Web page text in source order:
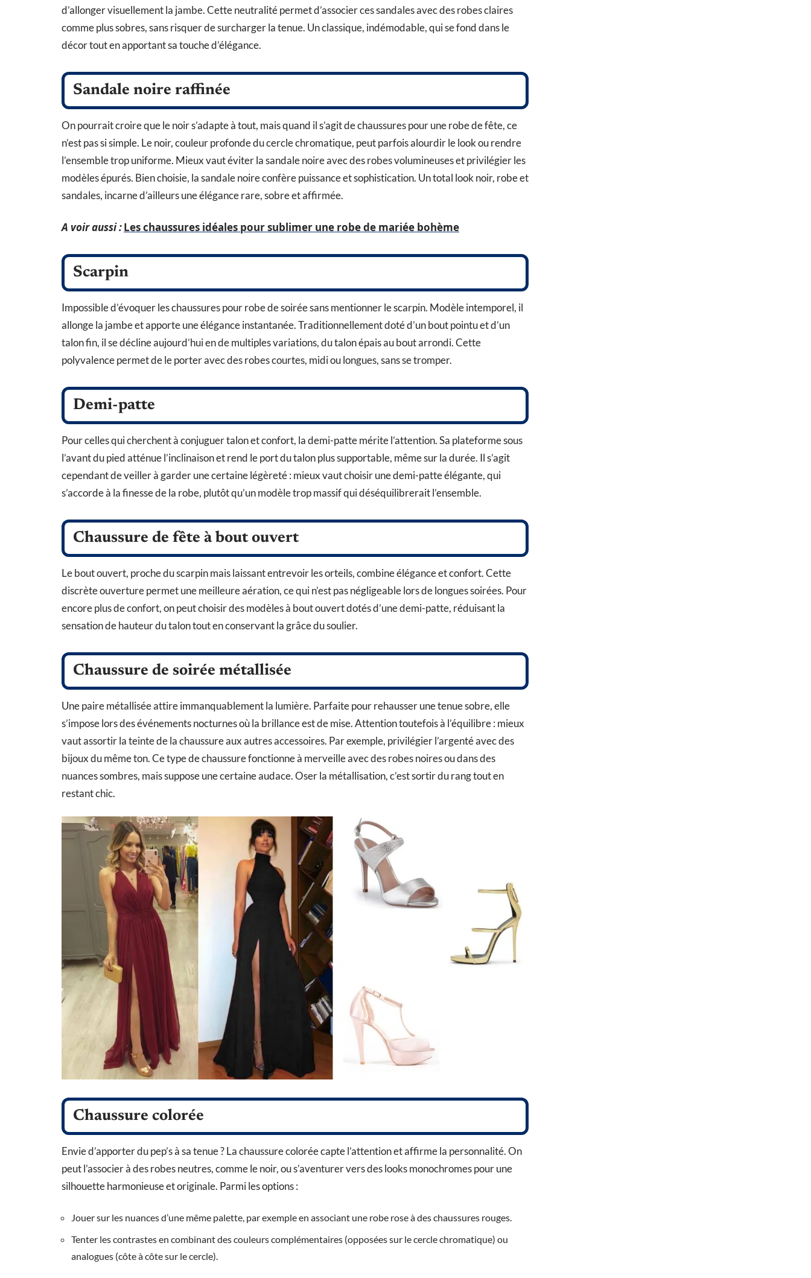
d’allonger visuellement la jambe. Cette neutralité permet d’associer ces sandales avec des robes claires
comme plus sobres, sans risquer de surcharger la tenue. Un classique, indémodable, qui se fond dans le
décor tout en apportant sa touche d’élégance.
Sandale noire raffinée
On pourrait croire que le noir s’adapte à tout, mais quand il s’agit de chaussures pour une robe de fête, ce
n’est pas si simple. Le noir, couleur profonde du cercle chromatique, peut parfois alourdir le look ou rendre
l’ensemble trop uniforme. Mieux vaut éviter la sandale noire avec des robes volumineuses et privilégier les
modèles épurés. Bien choisie, la sandale noire confère puissance et sophistication. Un total look noir, robe et
sandales, incarne d’ailleurs une élégance rare, sobre et affirmée.
A voir aussi :Les chaussures idéales pour sublimer une robe de mariée bohème
Scarpin
Impossible d’évoquer les chaussures pour robe de soirée sans mentionner le scarpin. Modèle intemporel, il
allonge la jambe et apporte une élégance instantanée. Traditionnellement doté d’un bout pointu et d’un
talon fin, il se décline aujourd’hui en de multiples variations, du talon épais au bout arrondi. Cette
polyvalence permet de le porter avec des robes courtes, midi ou longues, sans se tromper.
Demi-patte
Pour celles qui cherchent à conjuguer talon et confort, la demi-patte mérite l’attention. Sa plateforme sous
l’avant du pied atténue l’inclinaison et rend le port du talon plus supportable, même sur la durée. Il s’agit
cependant de veiller à garder une certaine légèreté : mieux vaut choisir une demi-patte élégante, qui
s’accorde à la finesse de la robe, plutôt qu’un modèle trop massif qui déséquilibrerait l’ensemble.
Chaussure de fête à bout ouvert
Le bout ouvert, proche du scarpin mais laissant entrevoir les orteils, combine élégance et confort. Cette
discrète ouverture permet une meilleure aération, ce qui n’est pas négligeable lors de longues soirées. Pour
encore plus de confort, on peut choisir des modèles à bout ouvert dotés d’une demi-patte, réduisant la
sensation de hauteur du talon tout en conservant la grâce du soulier.
Chaussure de soirée métallisée
Une paire métallisée attire immanquablement la lumière. Parfaite pour rehausser une tenue sobre, elle
s’impose lors des événements nocturnes où la brillance est de mise. Attention toutefois à l’équilibre : mieux
vaut assortir la teinte de la chaussure aux autres accessoires. Par exemple, privilégier l’argenté avec des
bijoux du même ton. Ce type de chaussure fonctionne à merveille avec des robes noires ou dans des
nuances sombres, mais suppose une certaine audace. Oser la métallisation, c’est sortir du rang tout en
restant chic.
Chaussure colorée
Envie d’apporter du pep’s à sa tenue ? La chaussure colorée capte l’attention et affirme la personnalité. On
peut l’associer à des robes neutres, comme le noir, ou s’aventurer vers des looks monochromes pour une
silhouette harmonieuse et originale. Parmi les options :
Jouer sur les nuances d’une même palette, par exemple en associant une robe rose à des chaussures rouges.
Tenter les contrastes en combinant des couleurs complémentaires (opposées sur le cercle chromatique) ou
analogues (côte à côte sur le cercle).